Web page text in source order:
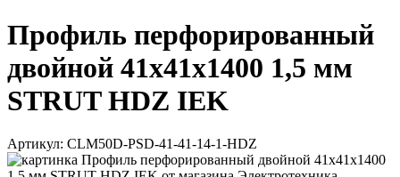
Профиль перфорированный
двойной 41х41х1400 1,5 мм
STRUT HDZ IEK
Артикул: CLM50D-PSD-41-41-14-1-HDZ